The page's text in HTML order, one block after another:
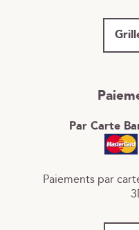
Par Carte
Paiements par